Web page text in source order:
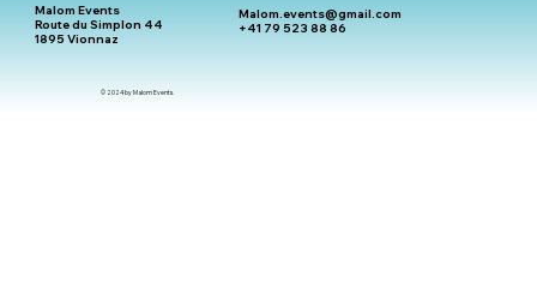
Malom Events
Route du Simplon 44
1895 Vionnaz
© 2024 by Malom Events.
Malom.events@gmail.com
+41 79 523 88 86